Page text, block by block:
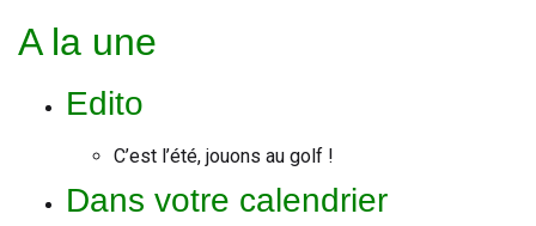
A la une
Edito
C’est l’été, jouons au golf !
Dans votre calendrier